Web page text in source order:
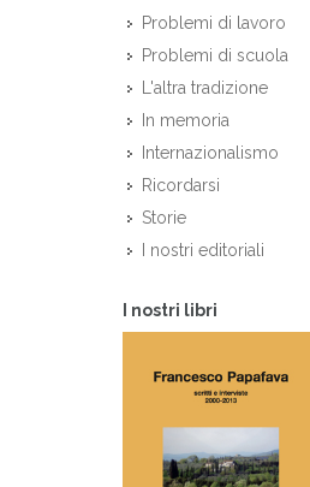
Problemi di lavoro
Problemi di scuola
L'altra tradizione
In memoria
Internazionalismo
Ricordarsi
Storie
I nostri editoriali
I nostri libri